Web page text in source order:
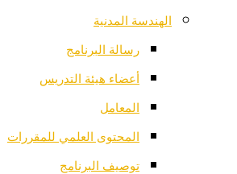
الهندسة المدنية
رسالة البرنامج
أعضاء هيئة التدريس
المعامل
المحتوى العلمي للمقررات
توصيف البرنامج